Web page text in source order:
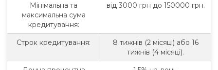
Мінімальна та
максимальна сума
кредитування:
від 3000 грн до 150000 грн.
Строк кредитування:
8 тижнів (2 місяці) або 16
тижнів (4 місяці).